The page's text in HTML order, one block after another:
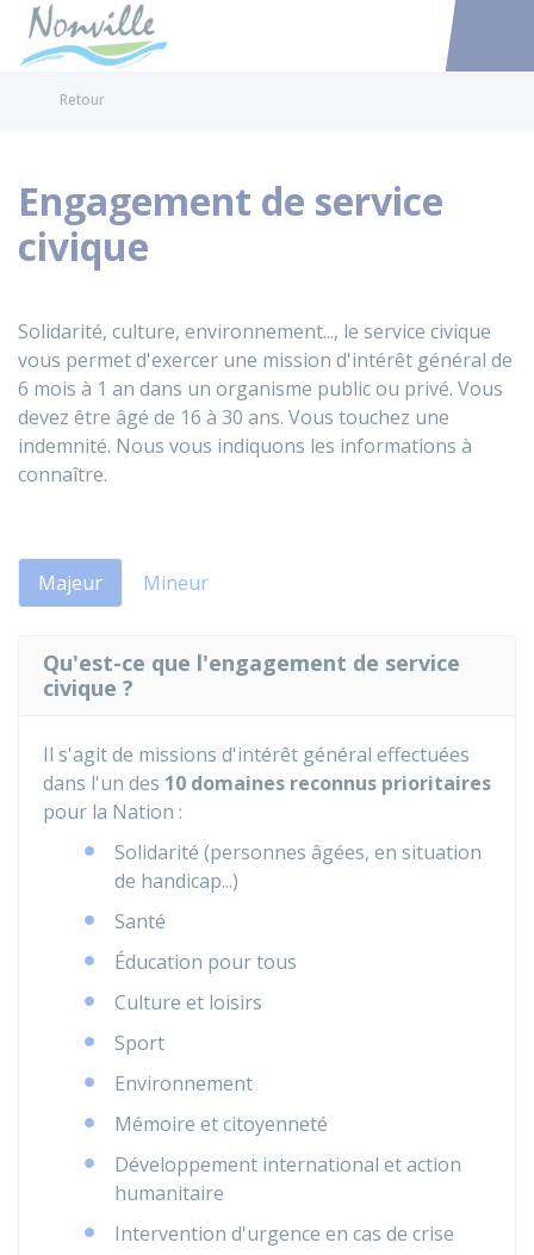
Accéder
Retour
Engagement de service
civique
Solidarité, culture, environnement..., le service civique
vous permet d'exercer une mission d'intérêt général de
6 mois à 1 an dans un organisme public ou privé. Vous
devez être âgé de 16 à 30 ans. Vous touchez une
indemnité. Nous vous indiquons les informations à
connaître.
Majeur Mineur
Qu'est-ce que l'engagement de service
civique ?
Il s'agit de missions d'intérêt général effectuées
dans l'un des 10 domaines reconnus prioritaires
pour la Nation :
Solidarité (personnes âgées, en situation
de handicap...)
Santé
Éducation pour tous
Culture et loisirs
Sport
Environnement
Mémoire et citoyenneté
Développement international et action
humanitaire
Intervention d'urgence en cas de crise